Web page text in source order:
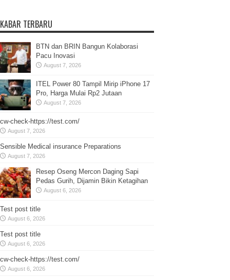
KABAR TERBARU
BTN dan BRIN Bangun Kolaborasi
Pacu Inovasi
August 7, 2026
ITEL Power 80 Tampil Mirip iPhone 17
Pro, Harga Mulai Rp2 Jutaan
August 7, 2026
cw-check-https://test.com/
August 7, 2026
Sensible Medical insurance Preparations
August 7, 2026
Resep Oseng Mercon Daging Sapi
Pedas Gurih, Dijamin Bikin Ketagihan
August 6, 2026
Test post title
August 6, 2026
Test post title
August 6, 2026
cw-check-https://test.com/
August 6, 2026